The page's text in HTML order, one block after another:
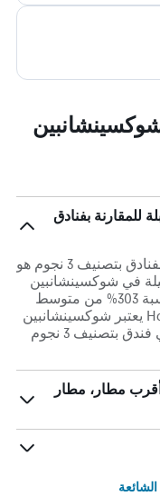
للمقارنة بفنادق
في فنوم بينه، يبلغ متوسط ​​سعر الليلة للفنادق بتصنيف 3 نجوم هو
في شوكسينشانبين
هوتل حوالي 432 ﷼ وهو سعر أرخص بنسبة 303% من متوسط
الأسعار في المدينة. في HotelsCombined يعتبر شوكسينشانبين
هوتل صفقة جيدة إذا كنت تود الإقامة في فندق بتصنيف 3 نجوم
مطار، مطار